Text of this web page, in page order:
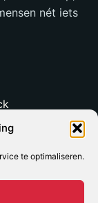
te optimaliseren.
nét iets
Slack